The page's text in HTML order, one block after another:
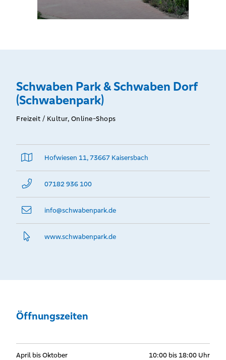
Schwaben Park & Schwaben Dorf
(Schwabenpark)
Freizeit / Kultur, Online-Shops
Hofwiesen 11, 73667 Kaisersbach
07182 936 100
info@­schwabenpark.de
www.­schwabenpark.­de
Öffnungszeiten
April bis Oktober 10:00 bis 18:00 Uhr